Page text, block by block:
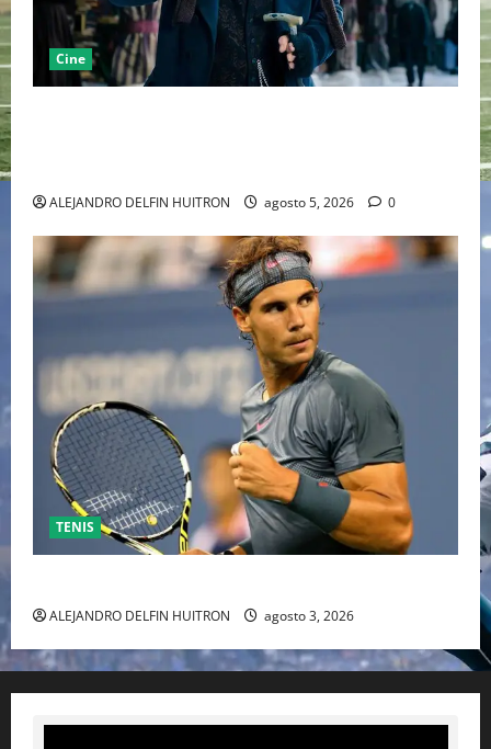
Cine
ALEJANDRO DELFIN HUITRON agosto 5, 2026 0
TENIS
ALEJANDRO DELFIN HUITRON agosto 3, 2026